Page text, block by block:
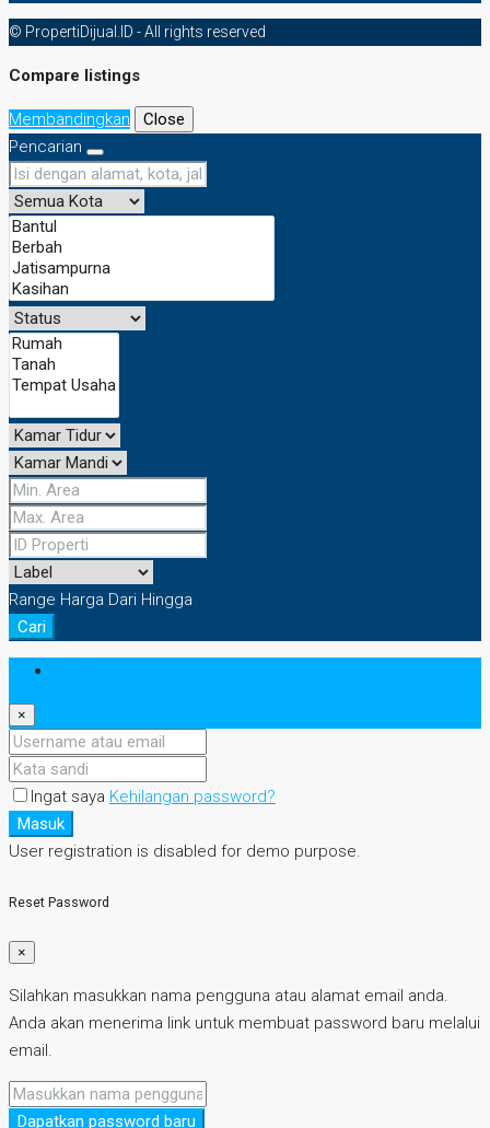
© PropertiDijual.ID - All rights reserved
Compare listings
Membandingkan
Close
Pencarian
Range Harga Dari Hingga
Cari
×
Ingat saya Kehilangan password?
Masuk
User registration is disabled for demo purpose.
Reset Password
×
Silahkan masukkan nama pengguna atau alamat email anda.
Anda akan menerima link untuk membuat password baru melalui
email.
Dapatkan password baru